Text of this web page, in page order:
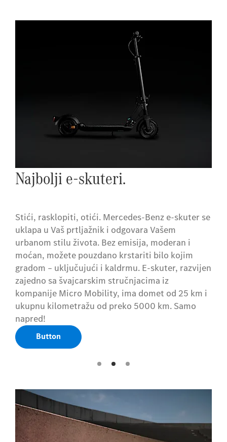
Najbolji e-skuteri.
Stići, rasklopiti, otići. Mercedes-Benz e-skuter se
uklapa u Vaš prtljažnik i odgovara Vašem
urbanom stilu života. Bez emisija, moderan i
moćan, možete pouzdano krstariti bilo kojim
gradom – uključujući i kaldrmu. E-skuter, razvijen
zajedno sa švajcarskim stručnjacima iz
kompanije Micro Mobility, ima domet od 25 km i
ukupnu kilometražu od preko 5000 km. Samo
napred!
Button